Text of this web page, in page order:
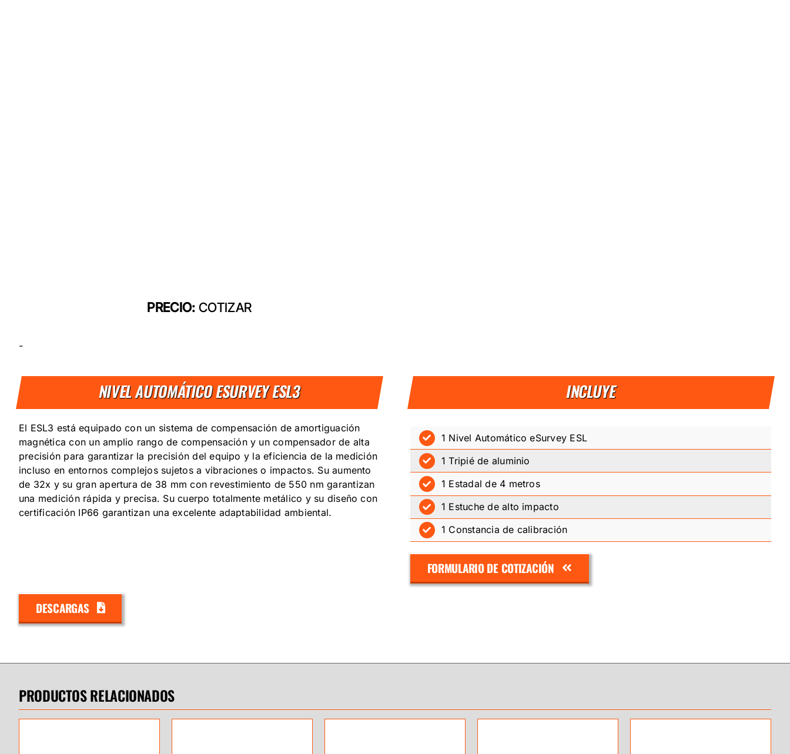
PRECIO: COTIZAR
-
NIVEL AUTOMÁTICO ESURVEY ESL3 INCLUYE
El ESL3 está equipado con un sistema de compensación de amortiguación
magnética con un amplio rango de compensación y un compensador de alta
precisión para garantizar la precisión del equipo y la eficiencia de la medición
incluso en entornos complejos sujetos a vibraciones o impactos. Su aumento
de 32x y su gran apertura de 38 mm con revestimiento de 550 nm garantizan
una medición rápida y precisa. Su cuerpo totalmente metálico y su diseño con
certificación IP66 garantizan una excelente adaptabilidad ambiental.
1 Nivel Automático eSurvey ESL
1 Tripié de aluminio
1 Estadal de 4 metros
1 Estuche de alto impacto
1 Constancia de calibración
FORMULARIO DE COTIZACIÓN
DESCARGAS
PRODUCTOS RELACIONADOS